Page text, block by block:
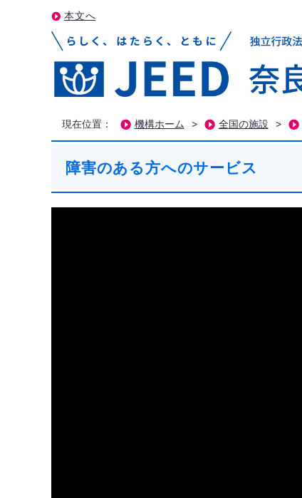
本文へ
現在位置： 機構ホーム > 全国の施設 >
障害のある方へのサービス